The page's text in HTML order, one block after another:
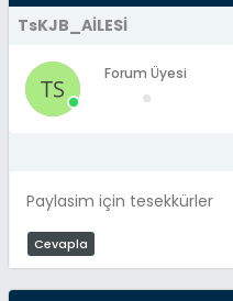
TsKJB_AİLESİ
Forum Üyesi
Paylasim için tesekkürler
Cevapla